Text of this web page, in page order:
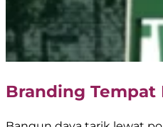
Branding Tempat